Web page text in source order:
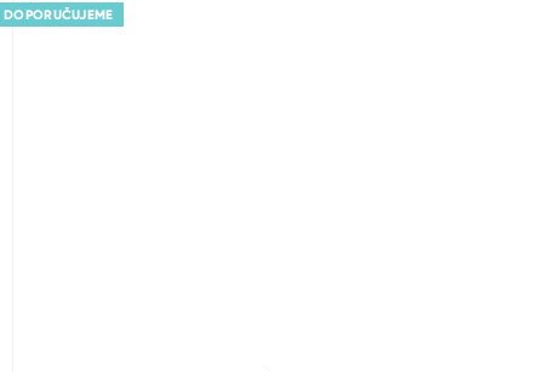
DOPORUČUJEME